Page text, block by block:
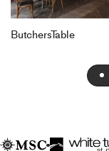
ButchersTable